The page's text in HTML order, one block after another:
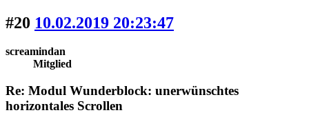
#20 10.02.2019 20:23:47
screamindan
Mitglied
Re: Modul Wunderblock: unerwünschtes
horizontales Scrollen